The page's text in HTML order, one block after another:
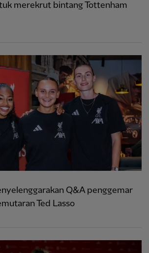
merekrut bintang Tottenham
Q&A penggemar
Ted Lasso